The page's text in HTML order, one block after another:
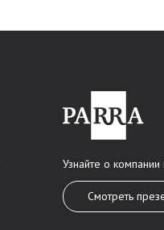
Узнайте о компании
Смотреть